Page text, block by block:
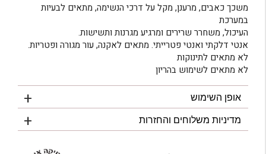
משכך כאבים, מרענן, מקל על דרכי הנשימה, מתאים לבעיות
במערכת
העיכול, משחרר שרירים ומרגיע מגרנות ותשישות.
אנטי דלקתי ואנטי פטרייתי. מתאים לאקנה, עור מגורה ופטריות.
לא מתאים לתינוקות
לא מתאים לשימוש בהריון
אופן השימוש
מדיניות משלוחים והחזרות